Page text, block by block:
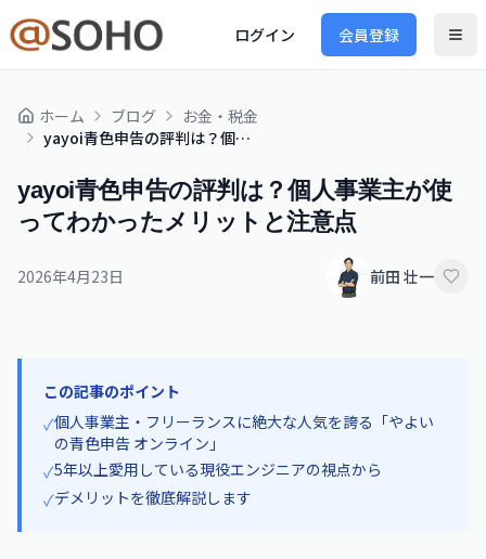
ログイン 会員登録
ホーム ブログ
お金・税金
yayoi青色申告の評判は？個人事業主が使ってわかったメリットと注意点
yayoi青色申告の評判は？個人事業主が使
ってわかったメリットと注意点
2026年4月23日 前田 壮一
この記事のポイント
✓個人事業主・フリーランスに絶大な人気を誇る「やよい
の青色申告 オンライン」
✓5年以上愛用している現役エンジニアの視点から
✓デメリットを徹底解説します